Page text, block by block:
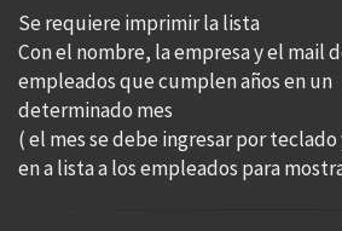
Se requiere imprimir la lista
Con el nombre, la empresa y el mail
empleados que cumplen años en un
determinado mes
( el mes se debe ingresar por teclado
en a lista a los empleados para